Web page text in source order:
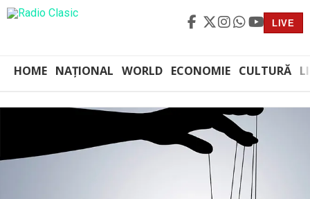
LIVE
HOME NAȚIONAL WORLD ECONOMIE CULTURĂ